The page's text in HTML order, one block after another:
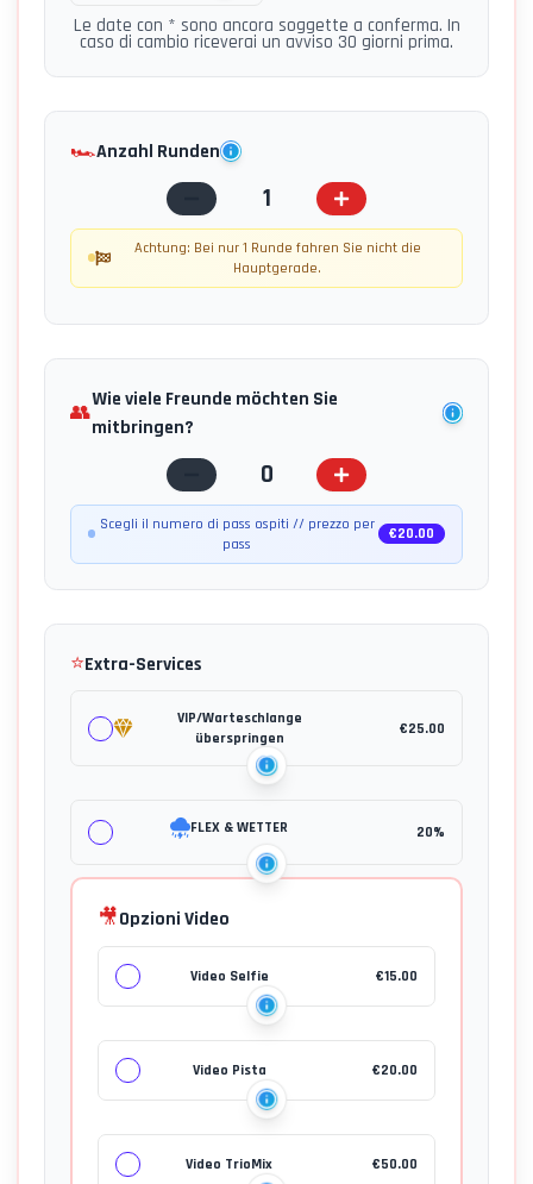
Le date con * sono ancora soggette a conferma. In
caso di cambio riceverai un avviso 30 giorni prima.
🏎️Anzahl Runden
1
Achtung: Bei nur 1 Runde fahren Sie nicht die
Hauptgerade.
👥
Wie viele Freunde möchten Sie
mitbringen?
0
Scegli il numero di pass ospiti // prezzo per
pass
€20.00
⭐Extra-Services
VIP/Warteschlange
überspringen
€25.00
FLEX & WETTER 20%
🎥Opzioni Video
Video Selfie €15.00
Video Pista €20.00
Video TrioMix €50.00